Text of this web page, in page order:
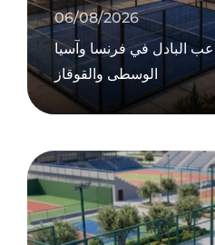
06/08/2026
البادل في فرنسا وآسيا
الوسطى والقوقاز